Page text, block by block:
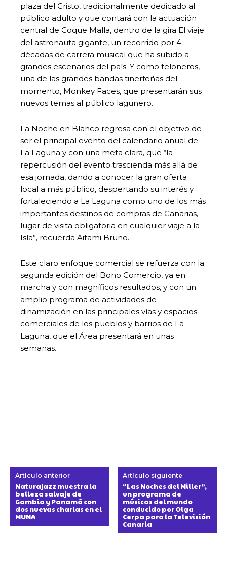
plaza del Cristo, tradicionalmente dedicado al
público adulto y que contará con la actuación
central de Coque Malla, dentro de la gira El viaje
del astronauta gigante, un recorrido por 4
décadas de carrera musical que ha subido a
grandes escenarios del país. Y como teloneros,
una de las grandes bandas tinerfeñas del
momento, Monkey Faces, que presentarán sus
nuevos temas al público lagunero.
La Noche en Blanco regresa con el objetivo de
ser el principal evento del calendario anual de
La Laguna y con una meta clara, que “la
repercusión del evento trascienda más allá de
esa jornada, dando a conocer la gran oferta
local a más público, despertando su interés y
fortaleciendo a La Laguna como uno de los más
importantes destinos de compras de Canarias,
lugar de visita obligatoria en cualquier viaje a la
Isla”, recuerda Aitami Bruno.
Este claro enfoque comercial se refuerza con la
segunda edición del Bono Comercio, ya en
marcha y con magníficos resultados, y con un
amplio programa de actividades de
dinamización en las principales vías y espacios
comerciales de los pueblos y barrios de La
Laguna, que el Área presentará en unas
semanas.
Artículo anterior
Naturajazz muestra la
belleza salvaje de
Gambia y Panamá con
dos nuevas charlas en el
MUNA
Artículo siguiente
“Las Noches del Miller”,
un programa de
músicas del mundo
conducido por Olga
Cerpa para la Televisión
Canaria